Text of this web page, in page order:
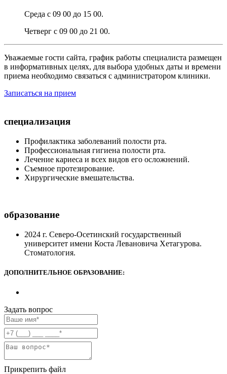
Среда с 09 00 до 15 00.
Четверг с 09 00 до 21 00.
Уважаемые гости сайта, график работы специалиста размещен
в информативных целях, для выбора удобных даты и времени
приема необходимо связаться с администратором клиники.
Записаться на прием
специализация
Профилактика заболеваний полости рта.
Профессиональная гигиена полости рта.
Лечение кариеса и всех видов его осложнений.
Съемное протезирование.
Хирургические вмешательства.
образование
2024 г. Северо-Осетинский государственный
университет имени Коста Левановича Хетагурова.
Стоматология.
ДОПОЛНИТЕЛЬНОЕ ОБРАЗОВАНИЕ:
Задать вопрос
Прикрепить файл